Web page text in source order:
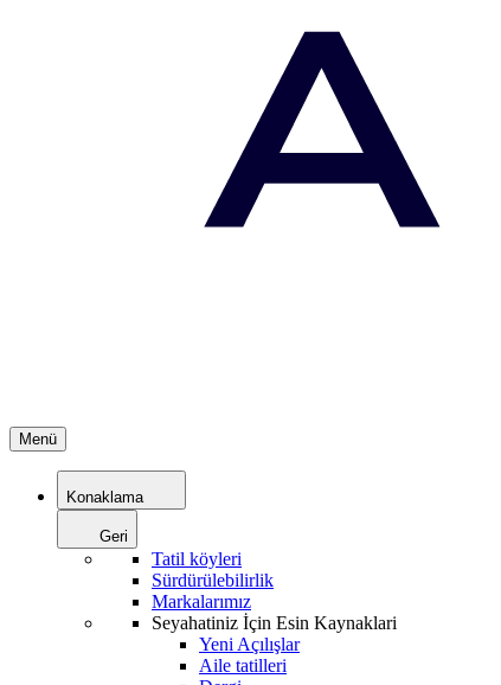
Menü
Konaklama
Geri
Tatil köyleri
Sürdürülebilirlik
Markalarımız
Seyahatiniz İçin Esin Kaynaklari
Yeni Açılışlar
Aile tatilleri